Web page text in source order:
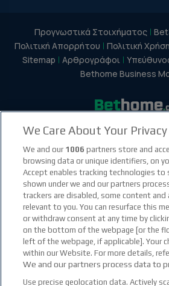
Προγνωστικά Στοιχήματος
Πολιτική Απορρήτου
Πολιτική
Sitemap
Αρθρογράφοι
Bethome Business
instagram social
youtubetiktok
We Care About Your Privacy
We and our 1006 partners store and
browsing data or unique identifiers, on
Accept enables tracking technologies
shown under we and our partners
trackers are disabled, some content and
relevant to you. You can resurface this
or withdraw consent at any time by
on the bottom of the webpage [or the
left of the webpage, if applicable]. Your
within our Website. For more details,
We and our partners process data to
Use precise geolocation data. Actively